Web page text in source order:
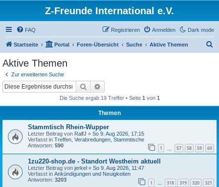
Z-Freunde International e.V.
Dark mode
FAQ Anmelden
Registrieren
Startseite Portal Foren-Übersicht Suche Aktive Themen
Aktive Themen
Zur erweiterten Suche
Suche
Die Suche ergab 19 Treffer • Seite 1 von 1
Themen
Stammtisch Rhein-Wupper
Letzter Beitrag von RalfJ « So 9. Aug 2026, 17:15
Verfasst in Treffen, Verabredungen, Stammtische
Antworten: 590 1 57 58 59 60
1zu220-shop.de - Standort Westheim aktuell
Letzter Beitrag von jerkel « So 9. Aug 2026, 11:47
Verfasst in Ankündigungen und Neuigkeiten
Antworten: 3203 1 … 318 319 320 321